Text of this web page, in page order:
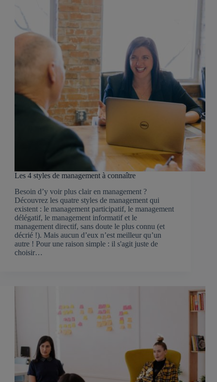
Les 4 styles de management à connaître
Besoin d’y voir plus clair en management ?
Découvrez les quatre styles de management qui
existent : le management participatif, le management
délégatif, le management informatif et le
management directif, sans doute le plus connu (et
décrié !). Mais aucun d’eux n’est meilleur qu’un
autre ! Pour une raison simple : il s'agit juste de
choisir…